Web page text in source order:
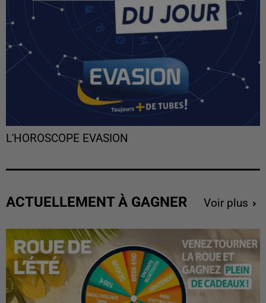
L'HOROSCOPE EVASION
ACTUELLEMENT À GAGNER Voir plus